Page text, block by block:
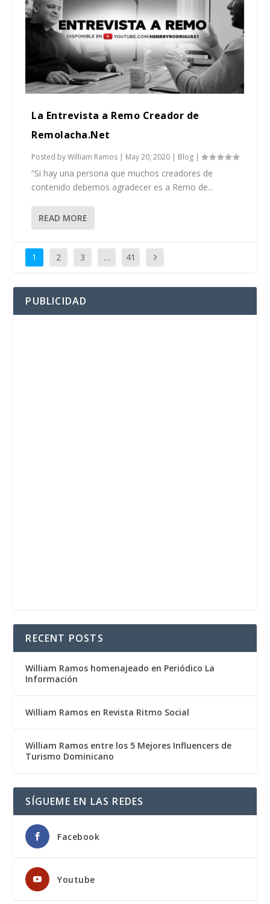
La Entrevista a Remo Creador de
Remolacha.Net
Posted byWilliam Ramos | May 20, 2020 | Blog |
“Si hay una persona que muchos creadores de
contenido debemos agradecer es a Remo de...
READ MORE
1 2 3 … 41
PUBLICIDAD
RECENT POSTS
William Ramos homenajeado en Periódico La
Información
William Ramos en Revista Ritmo Social
William Ramos entre los 5 Mejores Influencers de
Turismo Dominicano
SÍGUEME EN LAS REDES
Facebook
Youtube